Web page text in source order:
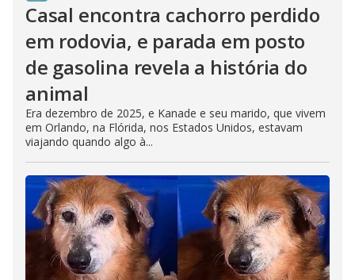
Casal encontra cachorro perdido
em rodovia, e parada em posto
de gasolina revela a história do
animal
Era dezembro de 2025, e Kanade e seu marido, que vivem
em Orlando, na Flórida, nos Estados Unidos, estavam
viajando quando algo à...